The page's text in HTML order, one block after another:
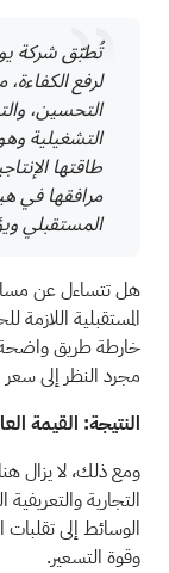
تُطبّق شركة
لرفع
التحسين،
التشغيلية
طاقتها
مرافقها في
المستقبلي
هل تتساءل عن مسار
المستقبلية اللازمة
خارطة طريق واضحة
مجرد النظر إلى
النتيجة: القيمة العادلة 287.74 دولارًا (أقل من
ومع ذلك، لا يزال
التجارية
الوسائط إلى
وقوة التسعير.